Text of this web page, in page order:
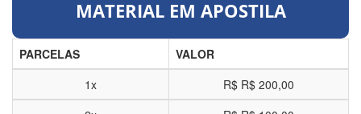
MATERIAL EM APOSTILA
PARCELAS
VALOR
1x
R$ R$ 200,00